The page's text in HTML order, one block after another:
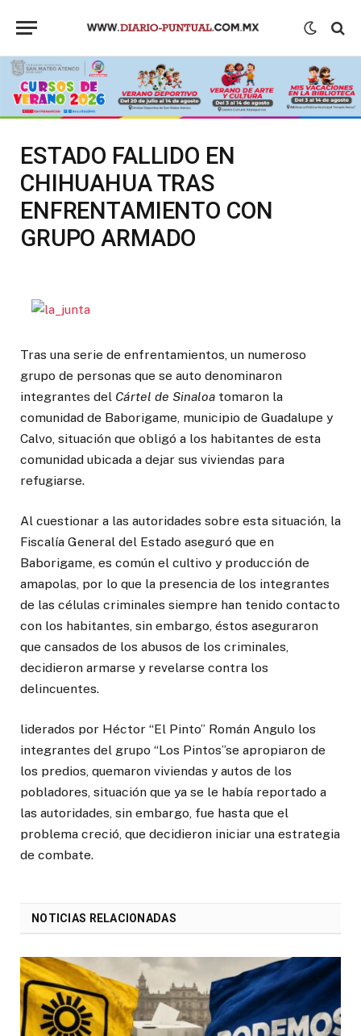
ESTADO FALLIDO EN
CHIHUAHUA TRAS
ENFRENTAMIENTO CON
GRUPO ARMADO
Tras una serie de enfrentamientos, un numeroso
grupo de personas que se auto denominaron
integrantes del Cártel de Sinaloa tomaron la
comunidad de Baborigame, municipio de Guadalupe y
Calvo, situación que obligó a los habitantes de esta
comunidad ubicada a dejar sus viviendas para
refugiarse.
Al cuestionar a las autoridades sobre esta situación, la
Fiscalía General del Estado aseguró que en
Baborigame, es común el cultivo y producción de
amapolas, por lo que la presencia de los integrantes
de las células criminales siempre han tenido contacto
con los habitantes, sin embargo, éstos aseguraron
que cansados de los abusos de los criminales,
decidieron armarse y revelarse contra los
delincuentes.
liderados por Héctor “El Pinto” Román Angulo los
integrantes del grupo “Los Pintos”se apropiaron de
los predios, quemaron viviendas y autos de los
pobladores, situación que ya se le había reportado a
las autoridades, sin embargo, fue hasta que el
problema creció, que decidieron iniciar una estrategia
de combate.
NOTICIAS RELACIONADAS